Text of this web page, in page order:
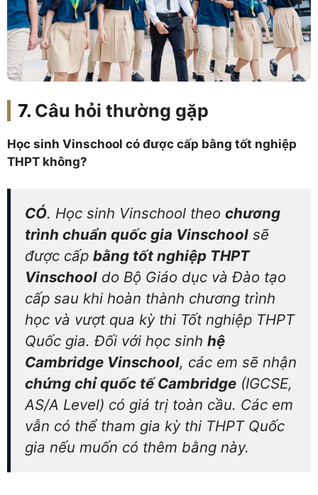
Câu hỏi thường gặp
Học sinh Vinschool có được cấp bằng tốt nghiệp
THPT không?
CÓ. Học sinh Vinschool theo chương
trình chuẩn quốc gia Vinschool sẽ
được cấp bằng tốt nghiệp THPT
Vinschool do Bộ Giáo dục và Đào tạo
cấp sau khi hoàn thành chương trình
học và vượt qua kỳ thi Tốt nghiệp THPT
Quốc gia. Đối với học sinh hệ
Cambridge Vinschool, các em sẽ nhận
chứng chỉ quốc tế Cambridge (IGCSE,
AS/A Level) có giá trị toàn cầu. Các em
vẫn có thể tham gia kỳ thi THPT Quốc
gia nếu muốn có thêm bằng này.